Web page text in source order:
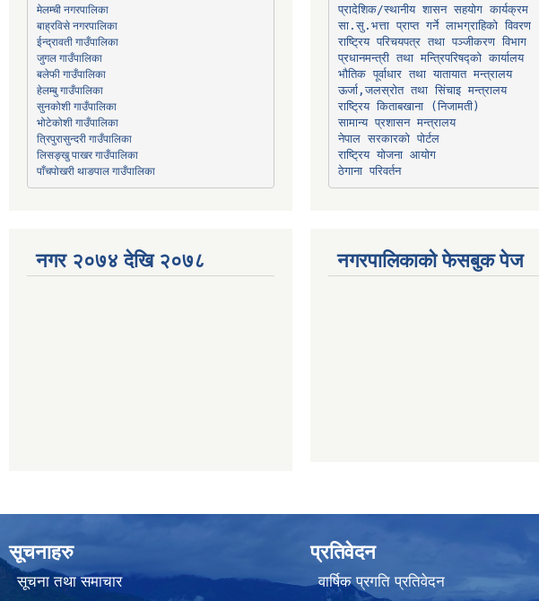
मेलम्ची नगरपालिका
बाह्रविसे नगरपालिका
ईन्द्रावती गाउँपालिका
जुगल गाउँपालिका
बलेफी गाउँपालिका
हेलम्बु गाउँपालिका
सुनकोशी गाउँपालिका
भोटेकोशी गाउँपालिका
त्रिपुरासुन्दरी गाउँपालिका
लिसङ्खु पाखर गाउँपालिका
पाँचपोखरी थाङपाल गाउँपालिका
नगर २०७४ देखि २०७८
प्रादेशिक/स्थानीय शासन सहयोग कार्यक्रम
सा.सु.भत्ता प्राप्त गर्ने लाभग्राहिको विवरण
राष्ट्रिय परिचयपत्र तथा पञ्‍जीकरण विभाग
प्रधानमन्त्री तथा मन्त्रिपरिषद्को कार्यालय
भौतिक पूर्वाधार तथा यातायात मन्त्रालय
ऊर्जा,जलस्रोत तथा सिंचाइ मन्त्रालय
सामान्य प्रशासन मन्त्रालय
नेपाल सरकारको पोर्टल
राष्ट्रिय योजना आयोग
ठेगाना परिवर्तन
नगरपालिकाको फेसबुक पेज
सूचनाहरु
सूचना तथा समाचार
प्रतिवेदन
वार्षिक प्रगति प्रतिवेदन